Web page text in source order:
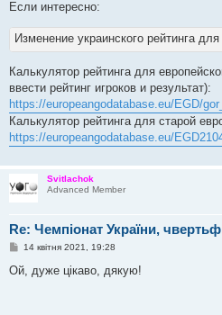
Если интересно:
Изменение украинского рейтинга
Калькулятор рейтинга для
ввести рейтинг игроков и результат):
https://europeangodatabase.eu/EGD/
Калькулятор рейтинга для старой
https://europeangodatabase.eu/
Svitlachok
Advanced Member
Re: Чемпіонат України,
П
в
14 квітня 2021, 19:28
Ой, дуже цікаво, дякую!